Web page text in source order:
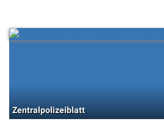
Zentralpolizeiblatt